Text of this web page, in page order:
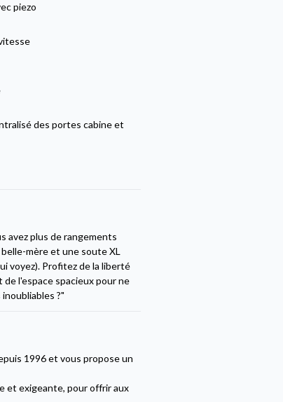
piezo
des portes cabine et
avez plus de rangements
mère et une soute XL
voyez). Profitez de la liberté
de l'espace spacieux pour ne
?"
1996 et vous propose un
et exigeante, pour offrir aux